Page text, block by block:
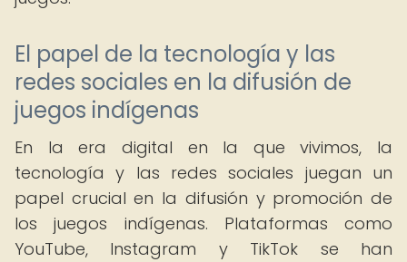
El papel de la tecnología y las
redes sociales en la difusión de
juegos indígenas
En la era digital en la que vivimos, la
tecnología y las redes sociales juegan un
papel crucial en la difusión y promoción de
los juegos indígenas. Plataformas como
YouTube, Instagram y TikTok se han